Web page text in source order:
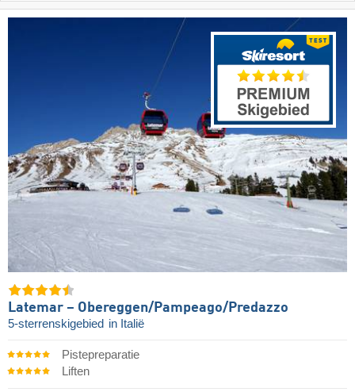
Latemar – Obereggen/​Pampeago/​Predazzo
5-sterrenskigebied in Italië
Pistepreparatie
Liften